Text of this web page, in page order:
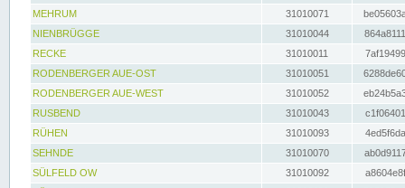
MEHRUM
31010071
NIENBRÜGGE
31010044
RECKE
31010011
RODENBERGER AUE-OST
31010051
RODENBERGER AUE-WEST
31010052
RUSBEND
31010043
RÜHEN
31010093
SEHNDE
31010070
SÜLFELD OW
31010092